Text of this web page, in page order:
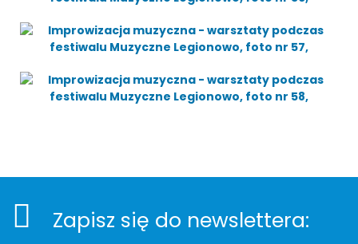
Newsletter
Zapisz się do newslettera: